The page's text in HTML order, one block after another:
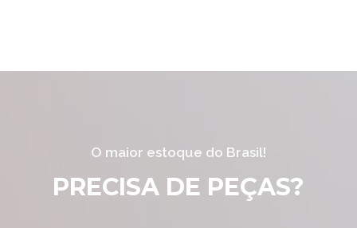
O maior estoque do Brasil!
PRECISA DE PEÇAS?